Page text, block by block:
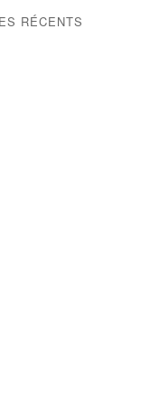
RÉCENTS